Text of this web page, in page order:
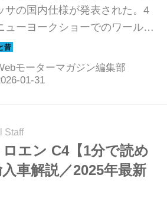
の新車】
サの国内仕様が発表された。4
ューヨークショーでのワールド
アされ、東京モーターショーで
よ待望の国内デビューとなっ
新しい価値の提供」をコンセプ
国内試乗会の模様を振り返って
。（以下の試乗記は、Motor
2012年2月号より）
モーターマガジン編集部
Staff
エン C4【1分で読め
車解説／2025年最新